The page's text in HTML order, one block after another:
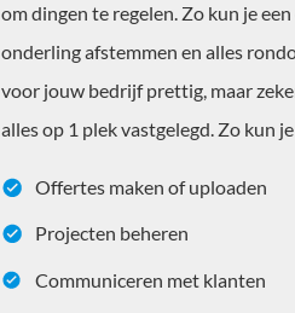
om dingen te regelen. Zo kun je
onderling afstemmen en alles
voor jouw bedrijf prettig, maar
alles op 1 plek vastgelegd. Zo kun
Offertes maken of uploaden
Projecten beheren
Communiceren met klanten